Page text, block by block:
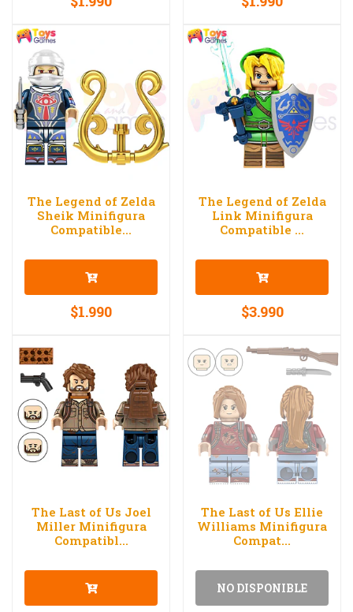
The Legend of Zelda
Sheik Minifigura
Compatible...
$1.990
The Legend of Zelda
Link Minifigura
Compatible ...
$3.990
The Last of Us Joel
Miller Minifigura
Compatibl...
The Last of Us Ellie
Williams Minifigura
Compat...
NO DISPONIBLE